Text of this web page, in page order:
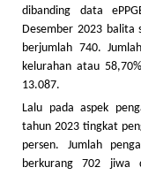
dibanding data
Desember 2023
berjumlah 740.
kelurahan atau
13.087.
Lalu pada aspek
tahun 2023 tingkat
persen. Jumlah
berkurang 702 jiwa